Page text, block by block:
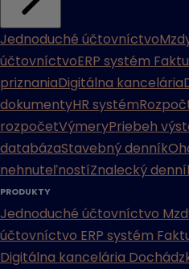
Jednoduché účtovníctvo
účtovníctvoERP systém
priznaniaDigitálna kancelária
dokumentyHR systém
rozpočetVýmeryPriebeh
databázaStavebný denník
nehnuteľnostíZnalecký
PRODUKTY
Jednoduché účtovníctvo
účtovníctvo ERP systém
Digitálna kancelária